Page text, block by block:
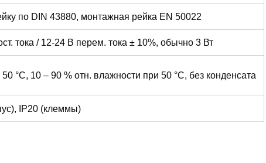
по DIN 43880, монтажная рейка EN 50022
тока / 12-24 В перем. тока ± 10%, обычно 3 Вт
50 °C, 10 – 90 % отн. влажности при 50 °C, без конденсата
IP20 (клеммы)